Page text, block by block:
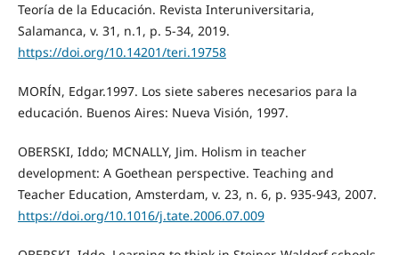
Teoría de la Educación. Revista Interuniversitaria,
Salamanca, v. 31, n.1, p. 5-34, 2019.
https://doi.org/10.14201/teri.19758
MORÍN, Edgar.1997. Los siete saberes necesarios para la
educación. Buenos Aires: Nueva Visión, 1997.
OBERSKI, Iddo; MCNALLY, Jim. Holism in teacher
development: A Goethean perspective. Teaching and
Teacher Education, Amsterdam, v. 23, n. 6, p. 935-943, 2007.
https://doi.org/10.1016/j.tate.2006.07.009